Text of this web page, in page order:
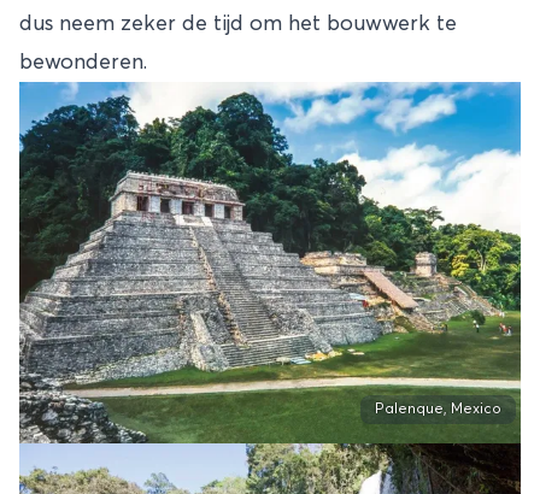
dus neem zeker de tijd om het bouwwerk te
bewonderen.
Palenque, Mexico